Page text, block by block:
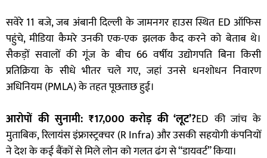
सवेरे 11 बजे, जब अंबानी दिल्ली के जामनगर हाउस स्थित ED ऑफिस
पहुंचे, मीडिया कैमरे उनकी एक-एक झलक कैद करने को बेताब थे।
सैकड़ों सवालों की गूंज के बीच 66 वर्षीय उद्योगपति बिना किसी
प्रतिक्रिया के सीधे भीतर चले गए, जहां उनसे धनशोधन निवारण
अधिनियम (PMLA) के तहत पूछताछ हुई।
आरोपों की सुनामी: ₹17,000 करोड़ की ‘लूट’?ED की जांच के
मुताबिक, रिलायंस इंफ्रास्ट्रक्चर (R Infra) और उसकी सहयोगी कंपनियों
ने देश के कई बैंकों से मिले लोन को गलत ढंग से “डायवर्ट” किया।